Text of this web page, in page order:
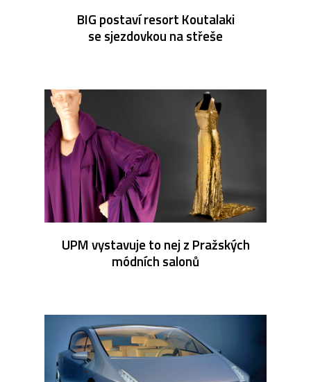
BIG postaví resort Koutalaki
se sjezdovkou na střeše
UPM vystavuje to nej z Pražských
módních salonů